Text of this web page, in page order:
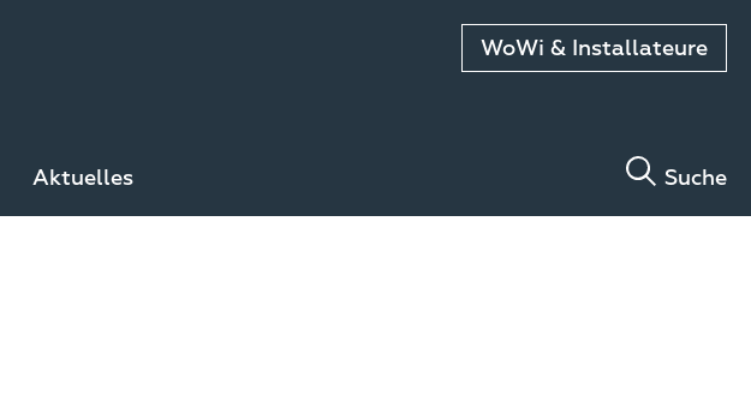
WoWi & Installateure
Suche
Aktuelles